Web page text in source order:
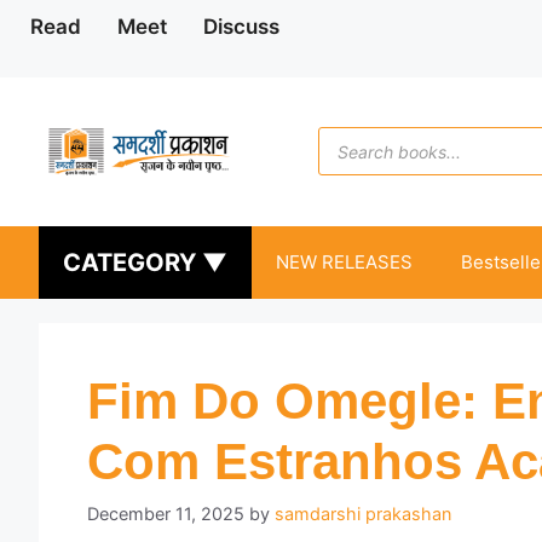
Skip
Read Meet Discuss
Products
search
CATEGORY ▼ NEW RELEASES
Fim Do Omegle:
Com Estranhos
December 11, 2025 by samdarshi prakashan